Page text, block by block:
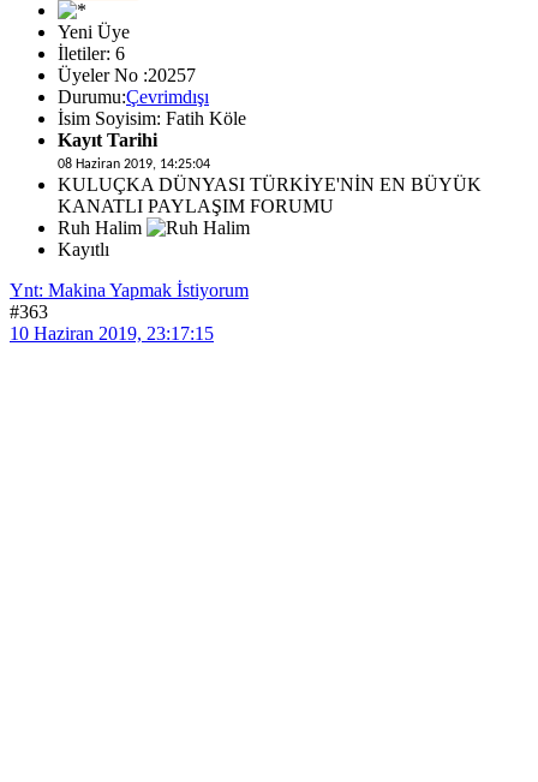
Yeni Üye
İletiler: 6
Üyeler No :20257
Durumu:Çevrimdışı
İsim Soyisim: Fatih Köle
Kayıt Tarihi
08 Haziran 2019, 14:25:04
KULUÇKA DÜNYASI TÜRKİYE'NİN EN BÜYÜK
KANATLI PAYLAŞIM FORUMU
Ruh Halim
Kayıtlı
Ynt: Makina Yapmak İstiyorum
#363
10 Haziran 2019, 23:17:15